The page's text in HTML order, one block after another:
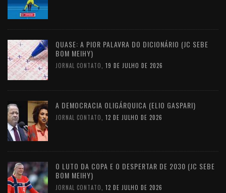
QUASE: A PIOR PALAVRA DO DICIONÁRIO (JC SEBE
BOM MEIHY)
JORNAL CONTATO 19 DE JULHO DE 2026
A DEMOCRACIA OLIGÁRQUICA (ELIO GASPARI)
JORNAL CONTATO 12 DE JULHO DE 2026
O LUTO DA COPA E O DESPERTAR DE 2030 (JC SEBE
BOM MEIHY)
JORNAL CONTATO 12 DE JULHO DE 2026